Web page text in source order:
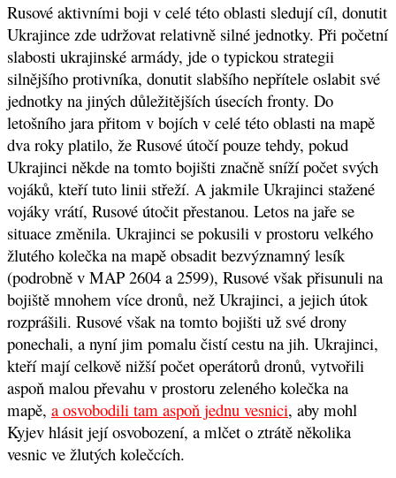
Rusové aktivními boji v celé této oblasti sledují cíl, donutit
Ukrajince zde udržovat relativně silné jednotky. Při početní
slabosti ukrajinské armády, jde o typickou strategii
silnějšího protivníka, donutit slabšího nepřítele oslabit své
jednotky na jiných důležitějších úsecích fronty. Do
letošního jara přitom v bojích v celé této oblasti na mapě
dva roky platilo, že Rusové útočí pouze tehdy, pokud
Ukrajinci někde na tomto bojišti značně sníží počet svých
vojáků, kteří tuto linii střeží. A jakmile Ukrajinci stažené
vojáky vrátí, Rusové útočit přestanou. Letos na jaře se
situace změnila. Ukrajinci se pokusili v prostoru velkého
žlutého kolečka na mapě obsadit bezvýznamný lesík
(podrobně v MAP 2604 a 2599), Rusové však přisunuli na
bojiště mnohem více dronů, než Ukrajinci, a jejich útok
rozprášili. Rusové však na tomto bojišti už své drony
ponechali, a nyní jim pomalu čistí cestu na jih. Ukrajinci,
kteří mají celkově nižší počet operátorů dronů, vytvořili
aspoň malou převahu v prostoru zeleného kolečka na
mapě, a osvobodili tam aspoň jednu vesnici, aby mohl
Kyjev hlásit její osvobození, a mlčet o ztrátě několika
vesnic ve žlutých kolečcích.